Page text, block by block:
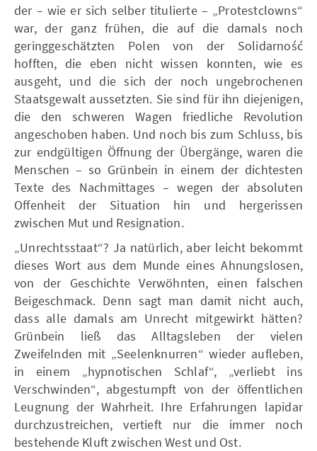
der – wie er sich selber titulierte – „Protestclowns“
war, der ganz frühen, die auf die damals noch
geringgeschätzten Polen von der Solidarność
hofften, die eben nicht wissen konnten, wie es
ausgeht, und die sich der noch ungebrochenen
Staatsgewalt aussetzten. Sie sind für ihn diejenigen,
die den schweren Wagen friedliche Revolution
angeschoben haben. Und noch bis zum Schluss, bis
zur endgültigen Öffnung der Übergänge, waren die
Menschen – so Grünbein in einem der dichtesten
Texte des Nachmittages – wegen der absoluten
Offenheit der Situation hin und hergerissen
zwischen Mut und Resignation.
„Unrechtsstaat“? Ja natürlich, aber leicht bekommt
dieses Wort aus dem Munde eines Ahnungslosen,
von der Geschichte Verwöhnten, einen falschen
Beigeschmack. Denn sagt man damit nicht auch,
dass alle damals am Unrecht mitgewirkt hätten?
Grünbein ließ das Alltagsleben der vielen
Zweifelnden mit „Seelenknurren“ wieder aufleben,
in einem „hypnotischen Schlaf“, „verliebt ins
Verschwinden“, abgestumpft von der öffentlichen
Leugnung der Wahrheit. Ihre Erfahrungen lapidar
durchzustreichen, vertieft nur die immer noch
bestehende Kluft zwischen West und Ost.